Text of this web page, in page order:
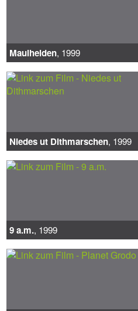
Maulhelden, 1999
Niedes ut Dithmarschen, 1999
9 a.m., 1999